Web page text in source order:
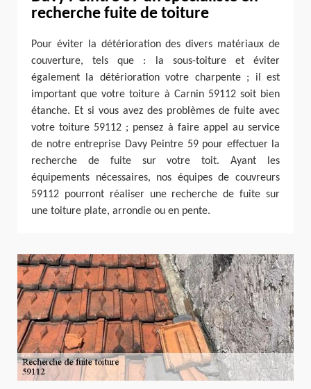
recherche fuite de toiture
Pour éviter la détérioration des divers matériaux de
couverture, tels que : la sous-toiture et éviter
également la détérioration votre charpente ; il est
important que votre toiture à Carnin 59112 soit bien
étanche. Et si vous avez des problèmes de fuite avec
votre toiture 59112 ; pensez à faire appel au service
de notre entreprise Davy Peintre 59 pour effectuer la
recherche de fuite sur votre toit. Ayant les
équipements nécessaires, nos équipes de couvreurs
59112 pourront réaliser une recherche de fuite sur
une toiture plate, arrondie ou en pente.